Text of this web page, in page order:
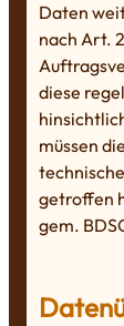
Daten
nach Art.
diese
müssen
getroffen
gem.